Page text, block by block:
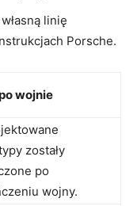
linię
Porsche.
wojnie
zostały
po
wojny.